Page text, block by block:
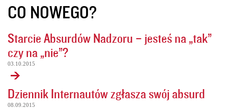
CO NOWEGO?
Starcie Absurdów Nadzoru – jesteś na „tak”
czy na „nie”?
03.10.2015
Dziennik Internautów zgłasza swój absurd
08.09.2015